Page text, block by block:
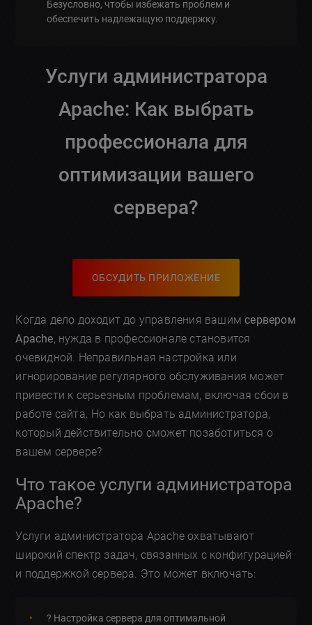
Безусловно, чтобы избежать проблем и
обеспечить надлежащую поддержку.
Услуги администратора
Apache: Как выбрать
профессионала для
оптимизации вашего
сервера?
ОБСУДИТЬ ПРИЛОЖЕНИЕ
Когда дело доходит до управления вашимсервером
Apache, нужда в профессионале становится
очевидной. Неправильная настройка или
игнорирование регулярного обслуживания может
привести к серьезным проблемам, включая сбои в
работе сайта. Но как выбрать администратора,
который действительно сможет позаботиться о
вашем сервере?
Что такое услуги администратора
Apache?
Услуги администратора Apache охватывают
широкий спектр задач, связанных с конфигурацией
и поддержкой сервера. Это может включать:
? Настройка сервера для оптимальной